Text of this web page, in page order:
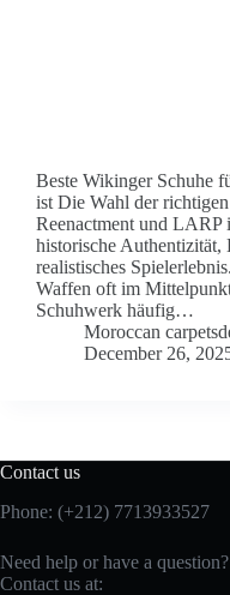
Beste Wikinger Schuhe
ist Die Wahl der
Reenactment und LARP
historische Authentizität,
realistisches
Waffen oft im
Schuhwerk häufig…
Moroccan
December 26,
Contact us
Phone: (+212) 7713933527
Need help or have a question?
Contact us at: